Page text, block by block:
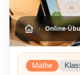
› Online-
Mathe